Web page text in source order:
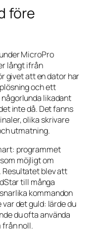
före
MicroPro
långt ifrån
givet att en dator har
och ett
likadant
inte då. Det fanns
olika skrivare
utmatning.
programmet
möjligt om
Resultatet blev att
till många
kommandon
det guld: lärde du
du ofta använda
från noll.